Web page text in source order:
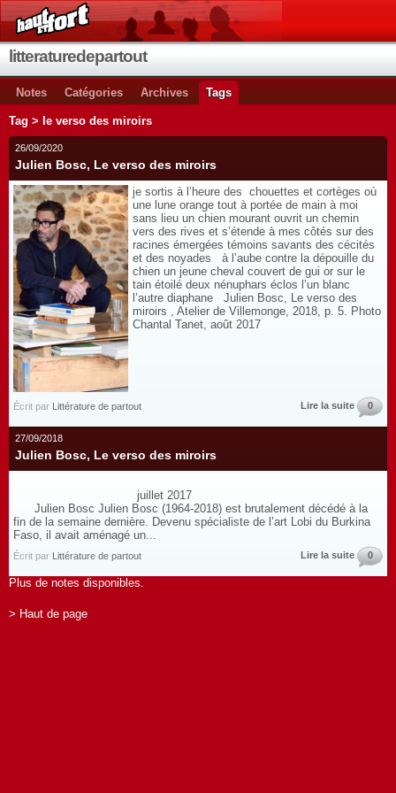
litteraturedepartout
Notes Catégories Archives Tags
Tag > le verso des miroirs
26/09/2020
Julien Bosc, Le verso des miroirs
je sortis à l’heure des chouettes et cortèges où
une lune orange tout à portée de main à moi
sans lieu un chien mourant ouvrit un chemin
vers des rives et s’étende à mes côtés sur des
racines émergées témoins savants des cécités
et des noyades à l’aube contre la dépouille du
chien un jeune cheval couvert de gui or sur le
tain étoilé deux nénuphars éclos l’un blanc
l’autre diaphane Julien Bosc, Le verso des
miroirs , Atelier de Villemonge, 2018, p. 5. Photo
Chantal Tanet, août 2017
Écrit par Littérature de partout Lire la suite 0
27/09/2018
Julien Bosc, Le verso des miroirs
juillet 2017
Julien Bosc Julien Bosc (1964-2018) est brutalement décédé à la
fin de la semaine dernière. Devenu spécialiste de l’art Lobi du Burkina
Faso, il avait aménagé un...
Écrit par Littérature de partout Lire la suite 0
Plus de notes disponibles.
> Haut de page